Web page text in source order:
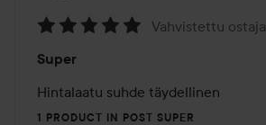
5
/
5
Vahvistettu ostaja
Super
Hintalaatu suhde täydellinen
1 PRODUCT IN POST SUPER